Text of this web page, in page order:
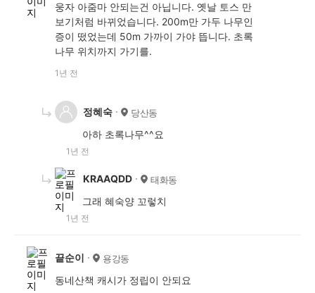
웅자 아줌마 안되는건 아닙니다. 옛날 토스 만
보기처럼 바뀌었습니다. 200m만 가두 나무인
증이 떴었는데 50m 가까이 가야 뜹니다. 초록
나무 위치까지 가기를.
1년 전
정혜숙 당산동
아하 초록나무^^요
1년 전
KRAAQDD 태화동
그래 혜숙양 꼬렇치
1년 전
끝순이 용강동
동네산책 캐시가 정립이 안되요